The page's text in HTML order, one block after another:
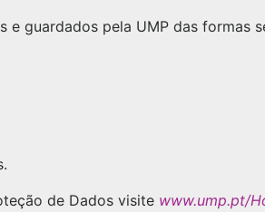
guardados pela UMP das formas
de Dados visite www.ump.pt/